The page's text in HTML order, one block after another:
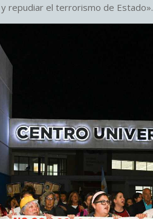
repudiar el terrorismo de Estado».